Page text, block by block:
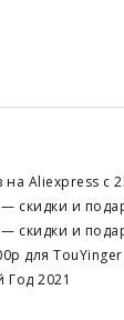
Aliexpress с
скидки и
скидки и
для
Год 2021